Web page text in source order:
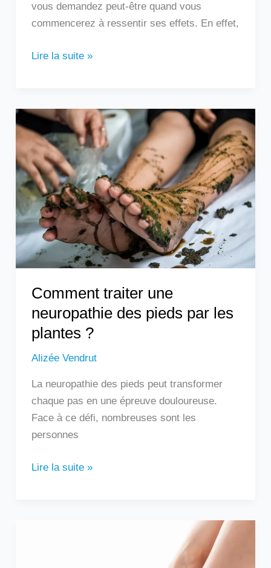
vous demandez peut-être quand vous
commencerez à ressentir ses effets. En effet,
Lire la suite »
Comment traiter une
neuropathie des pieds par les
plantes ?
Alizée Vendrut
La neuropathie des pieds peut transformer
chaque pas en une épreuve douloureuse.
Face à ce défi, nombreuses sont les
personnes
Comment
traiter
une
neuropathie
des
pieds
par
les
plantes
?
Lire la suite »